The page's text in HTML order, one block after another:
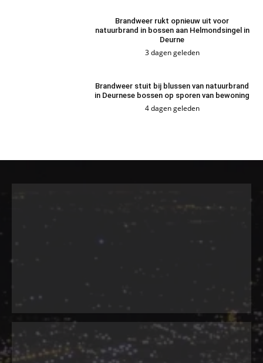
Brandweer rukt opnieuw uit voor
natuurbrand in bossen aan Helmondsingel in
Deurne
3 dagen geleden
Brandweer stuit bij blussen van natuurbrand
in Deurnese bossen op sporen van bewoning
4 dagen geleden